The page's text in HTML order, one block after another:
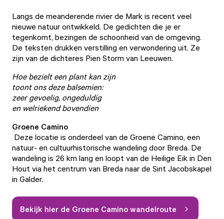
Langs de meanderende rivier de Mark is recent veel
nieuwe natuur ontwikkeld. De gedichten die je er
tegenkomt, bezingen de schoonheid van de omgeving.
De teksten drukken verstilling en verwondering uit. Ze
zijn van de dichteres Pien Storm van Leeuwen.
Hoe bezielt een plant kan zijn
toont ons deze balsemien:
zeer gevoelig, ongeduldig
en welriekend bovendien
Groene Camino
Deze locatie is onderdeel van de Groene Camino, een
natuur- en cultuurhistorische wandeling door Breda. De
wandeling is 26 km lang en loopt van de Heilige Eik in Den
Hout via het centrum van Breda naar de Sint Jacobskapel
in Galder.
Bekijk hier de Groene Camino wandelroute